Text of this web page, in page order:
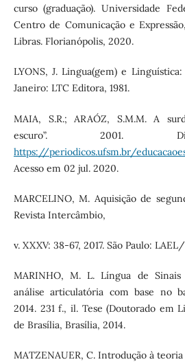
curso (graduação). Universidade
Centro de Comunicação e
Libras. Florianópolis, 2020.
LYONS, J. Lingua(gem) e
Janeiro: LTC Editora, 1981.
MAIA, S.R.; ARAÓZ, S.M.M. A
escuro”. 2001.
https://periodicos.ufsm.br/
Acesso em 02 jul. 2020.
MARCELINO, M. Aquisição de
Revista Intercâmbio,
v. XXXV: 38-67, 2017. São Paulo:
MARINHO, M. L. Língua de Sinais
análise articulatória com base no
2014. 231 f., il. Tese (Doutorado em
de Brasília, Brasília, 2014.
MATZENAUER, C. Introdução à